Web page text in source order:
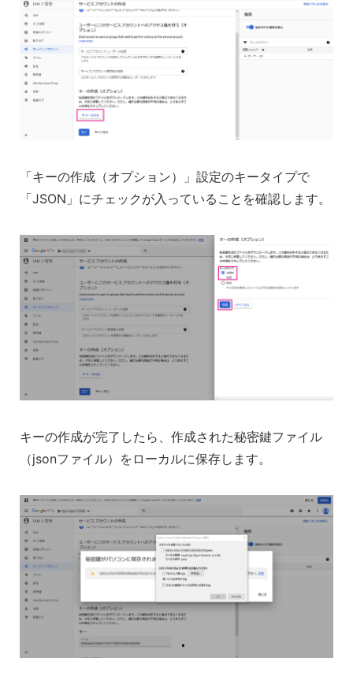
「キーの作成（オプション）」設定のキータイプで
「JSON」にチェックが入っていることを確認します。
キーの作成が完了したら、作成された秘密鍵ファイル
（jsonファイル）をローカルに保存します。